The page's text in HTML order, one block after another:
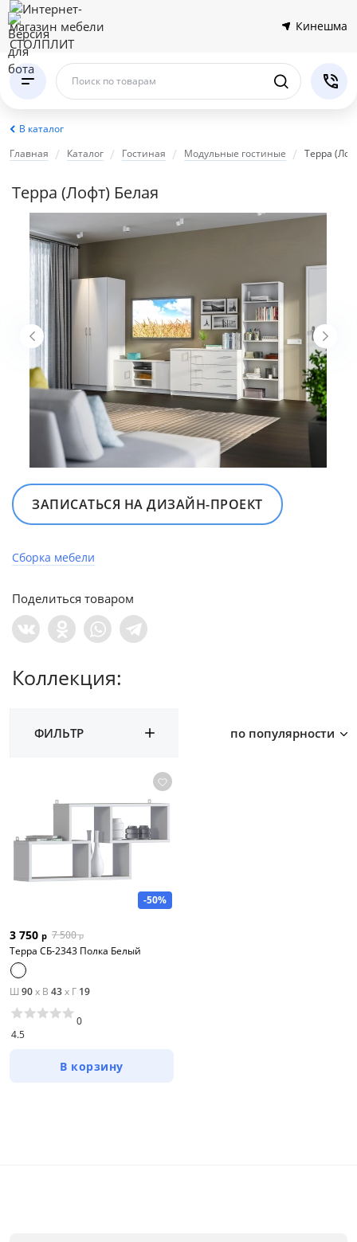
Кинешма
Поиск по товарам
В каталог
Главная
Каталог Гостиная Модульные гостиные Терра
Терра (Лофт) Белая
ЗАПИСАТЬСЯ НА ДИЗАЙН‍-‍ПРОЕКТ
Сборка мебели
Поделиться товаром
Коллекция:
ФИЛЬТР по популярности
-50%
3 750 р 7 500 р
Терра СБ-2343 Полка Белый
Ш 90x В 43x Г 19
4.5
0
В корзину